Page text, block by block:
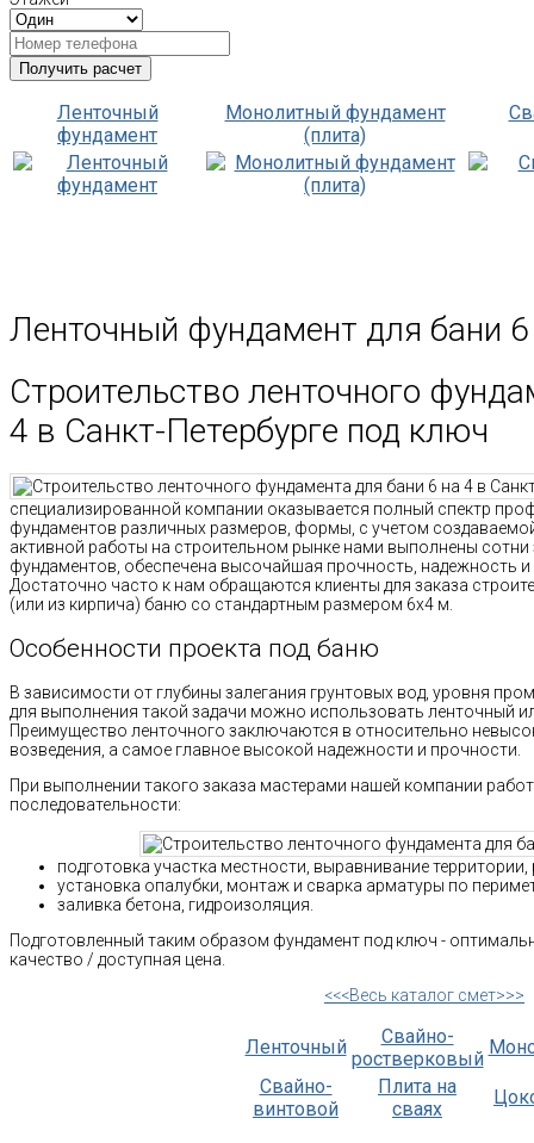
Ленточный
фундамент
Монолитный фундамент
(плита)
Ленточный фундамент для бани
Строительство ленточного
4 в Санкт-Петербурге под ключ
специализированной компании оказывается полный спектр
фундаментов различных размеров, формы, с учетом создаваемой
активной работы на строительном рынке нами выполнены
фундаментов, обеспечена высочайшая прочность, надежность
Достаточно часто к нам обращаются клиенты для заказа
(или из кирпича) баню со стандартным размером 6х4 м.
Особенности проекта под баню
В зависимости от глубины залегания грунтовых вод, уровня
для выполнения такой задачи можно использовать ленточный
Преимущество ленточного заключаются в относительно
возведения, а самое главное высокой надежности и прочности.
При выполнении такого заказа мастерами нашей компании
последовательности:
подготовка участка местности, выравнивание территории,
установка опалубки, монтаж и сварка арматуры по
заливка бетона, гидроизоляция.
Подготовленный таким образом фундамент под ключ -
качество / доступная цена.
<<<Весь каталог смет>>>
Ленточный
Свайно-
ростверковый
Свайно-
винтовой
Плита на
сваях